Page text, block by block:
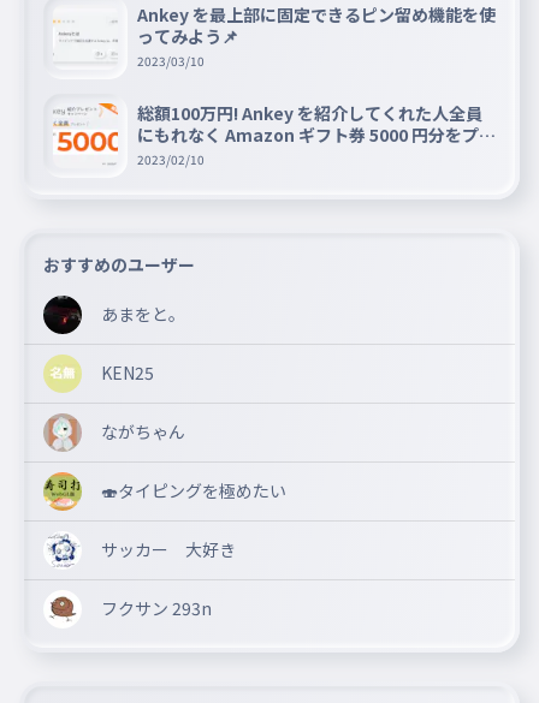
Ankey を最上部に固定できるピン留め機能を使
ってみよう📌
2023/03/10
総額100万円! Ankey を紹介してくれた人全員
にもれなく Amazon ギフト券 5000 円分をプレ
ゼントキャンペーン!!
2023/02/10
おすすめのユーザー
あまをと。
KEN25
ながちゃん
🍣タイピングを極めたい
サッカー 大好き
フクサン 293n